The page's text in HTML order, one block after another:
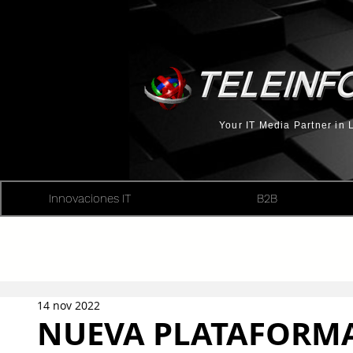
Your IT Media Partner in
Innovaciones IT B2B
NUEVA
14 nov 2022